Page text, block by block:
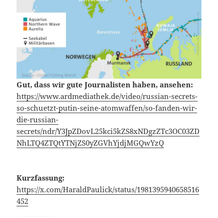
Gut, dass wir gute Journalisten haben, ansehen:
https://www.ardmediathek.de/video/russian-secrets-
so-schuetzt-putin-seine-atomwaffen/so-fanden-wir-
die-russian-
secrets/ndr/Y3JpZDovL25kci5kZS8xNDgzZTc3OC03ZD
NhLTQ4ZTQtYTNjZS0yZGVhYjdjMGQwYzQ
Kurzfassung:
https://x.com/HaraldPaulick/status/1981395940658516
452